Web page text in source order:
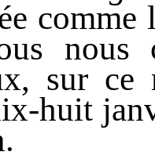
nous
sur ce
huit